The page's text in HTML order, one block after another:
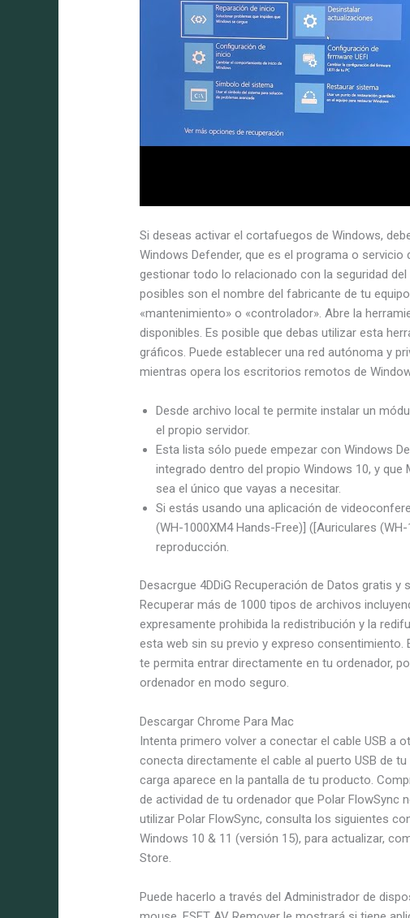
Si deseas activar el cortafuegos de Windows,
Windows Defender, que es el programa o
gestionar todo lo relacionado con la seguridad
posibles son el nombre del fabricante de tu
«mantenimiento» o «controlador». Abre la
disponibles. Es posible que debas utilizar esta
gráficos. Puede establecer una red autónoma y
mientras opera los escritorios remotos de
Desde archivo local te permite instalar un
el propio servidor.
Esta lista sólo puede empezar con Windows
integrado dentro del propio Windows 10, y
sea el único que vayas a necesitar.
Si estás usando una aplicación de
(WH-1000XM4 Hands-Free)] ([Auriculares
reproducción.
Desacrgue 4DDiG Recuperación de Datos gratis
Recuperar más de 1000 tipos de archivos
expresamente prohibida la redistribución y la
esta web sin su previo y expreso
te permita entrar directamente en tu ordenador,
ordenador en modo seguro.
Descargar Chrome Para Mac
Intenta primero volver a conectar el cable USB a
conecta directamente el cable al puerto USB de
carga aparece en la pantalla de tu producto.
de actividad de tu ordenador que Polar FlowSync
utilizar Polar FlowSync, consulta los siguientes
Windows 10 & 11 (versión 15), para actualizar,
Store.
Puede hacerlo a través del Administrador de